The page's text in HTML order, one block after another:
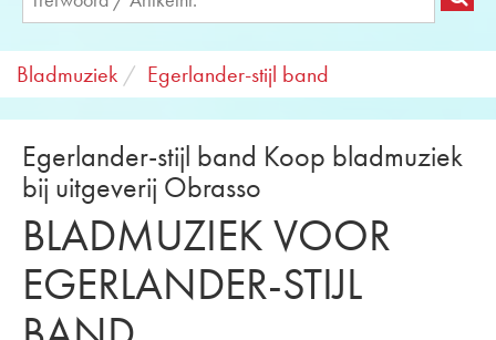
Bladmuziek Egerlander-stijl band
Egerlander-stijl band Koop bladmuziek
bij uitgeverij Obrasso
BLADMUZIEK VOOR
EGERLANDER-STIJL